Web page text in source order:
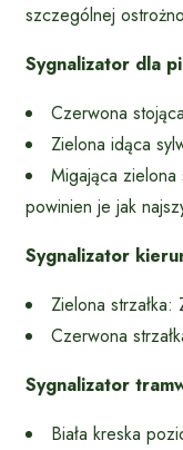
szczególnej
Sygnalizator dla
Czerwona
Zielona idąca
Migająca
powinien je jak
Sygnalizator
Zielona
Czerwona
Sygnalizator
Biała kreska